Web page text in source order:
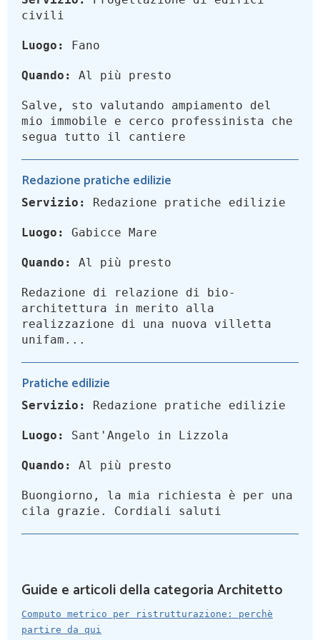
civili
Luogo: Fano
Quando: Al più presto
Salve, sto valutando ampiamento del
mio immobile e cerco professinista che
segua tutto il cantiere
Redazione pratiche edilizie
Servizio: Redazione pratiche edilizie
Luogo: Gabicce Mare
Quando: Al più presto
Redazione di relazione di bio-
architettura in merito alla
realizzazione di una nuova villetta
unifam...
Pratiche edilizie
Servizio: Redazione pratiche edilizie
Luogo: Sant'Angelo in Lizzola
Quando: Al più presto
Buongiorno, la mia richiesta è per una
cila grazie. Cordiali saluti
Guide e articoli della categoria Architetto
Computo metrico per ristrutturazione: perchè
partire da qui